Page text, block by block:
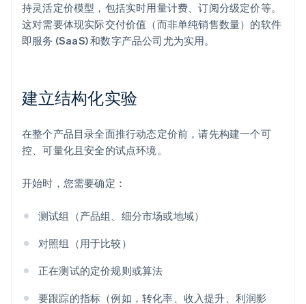
持灵活定价模型，包括实时用量计费、订阅分级定价等。
这对需要体现实际交付价值（而非单纯销售数量）的软件
即服务 (SaaS) 和数字产品公司尤为实用。
建立结构化实验
在整个产品目录全面推行动态定价前，请先构建一个可
控、可量化且安全的试点环境。
开始时，您需要确定：
测试组（产品组、细分市场或地域）
对照组（用于比较）
正在测试的定价规则或算法
要跟踪的指标（例如，转化率、收入提升、利润影